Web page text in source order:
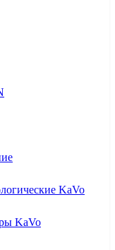
KaVo
KaVo